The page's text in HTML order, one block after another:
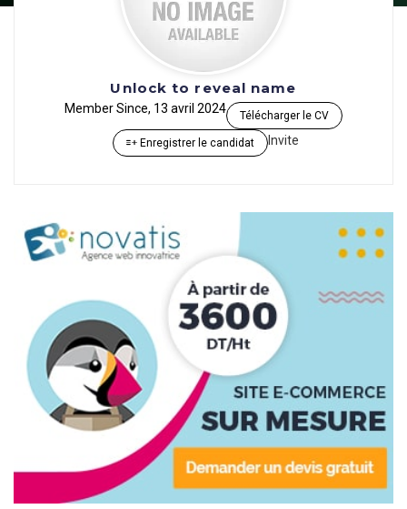
Unlock to reveal name
Member Since, 13 avril 2024 Télécharger le CV
Enregistrer le candidat Invite